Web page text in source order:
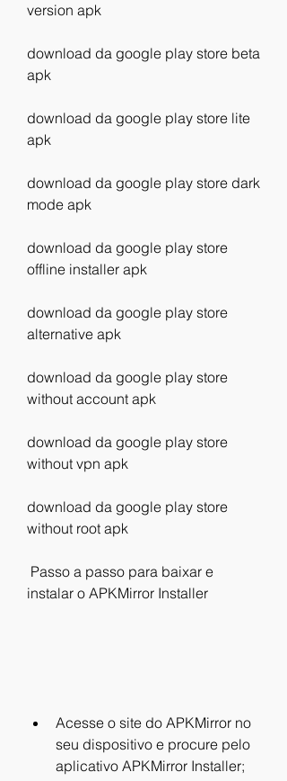
version apk
download da google play store beta
apk
download da google play store lite
apk
download da google play store dark
mode apk
download da google play store
offline installer apk
download da google play store
alternative apk
download da google play store
without account apk
download da google play store
without vpn apk
download da google play store
without root apk
instalar o APKMirror Installer
Acesse o site do APKMirror no
seu dispositivo e procure pelo
aplicativo APKMirror Installer;